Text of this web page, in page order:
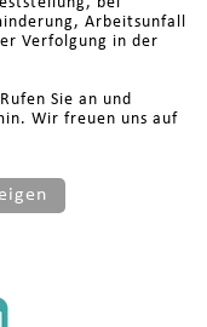
Arbeitsunfall
Verfolgung in der
Sie an und
Wir freuen uns auf